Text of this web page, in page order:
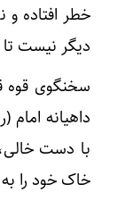
خطر افتاده و
دیگر نیست
سخنگوی قوه
با دست
خاک خود را